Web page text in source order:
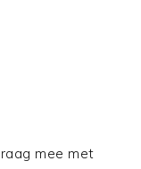
mee met